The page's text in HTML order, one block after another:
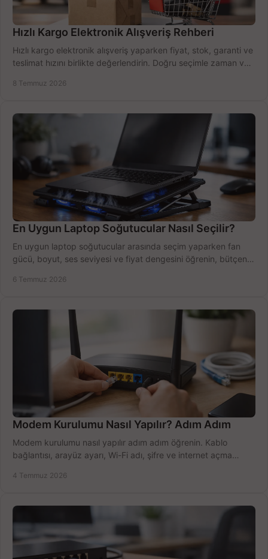
Hızlı Kargo Elektronik Alışveriş Rehberi
Hızlı kargo elektronik alışveriş yaparken fiyat, stok, garanti ve
teslimat hızını birlikte değerlendirin. Doğru seçimle zaman ve
8 Temmuz 2026
En Uygun Laptop Soğutucular Nasıl Seçilir?
En uygun laptop soğutucular arasında seçim yaparken fan
gücü, boyut, ses seviyesi ve fiyat dengesini öğrenin, bütçenizi
6 Temmuz 2026
Modem Kurulumu Nasıl Yapılır? Adım Adım
Modem kurulumu nasıl yapılır adım adım öğrenin. Kablo
bağlantısı, arayüz ayarı, Wi-Fi adı, şifre ve internet açma
4 Temmuz 2026